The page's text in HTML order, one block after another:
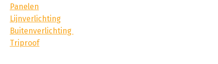
Panelen
Lijnverlichting
Buitenverlichting
Triproof